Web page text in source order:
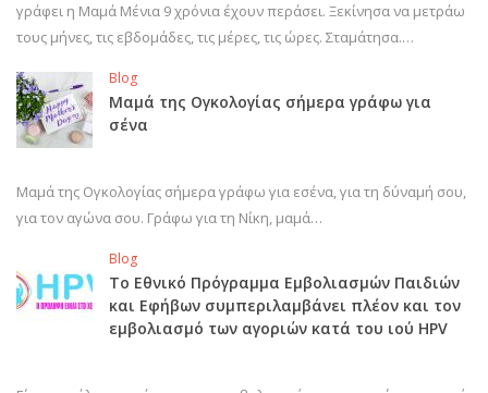
γράφει η Μαμά Μένια 9 χρόνια έχουν περάσει. Ξεκίνησα να μετράω
τους μήνες, τις εβδομάδες, τις μέρες, τις ώρες. Σταμάτησα.…
Blog
Μαμά της Ογκολογίας σήμερα γράφω για
σένα
Μαμά της Ογκολογίας σήμερα γράφω για εσένα, για τη δύναμή σου,
για τον αγώνα σου. Γράφω για τη Νίκη, μαμά…
Blog
Το Εθνικό Πρόγραμμα Εμβολιασμών Παιδιών
και Εφήβων συμπεριλαμβάνει πλέον και τον
εμβολιασμό των αγοριών κατά του ιού HPV